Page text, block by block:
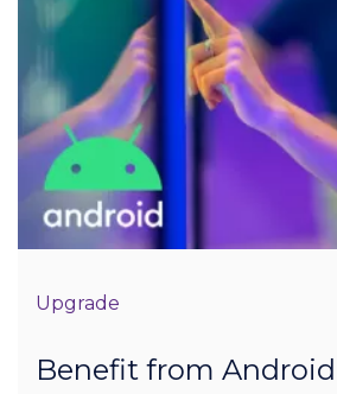
Upgrade
Benefit from Android